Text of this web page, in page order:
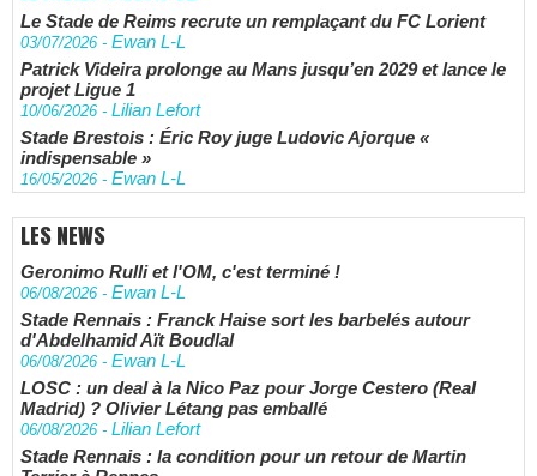
Le Stade de Reims recrute un remplaçant du FC Lorient
03/07/2026 - Ewan L-L
Patrick Videira prolonge au Mans jusqu’en 2029 et lance le
projet Ligue 1
10/06/2026 - Lilian Lefort
Stade Brestois : Éric Roy juge Ludovic Ajorque «
indispensable »
16/05/2026 - Ewan L-L
LES NEWS
Geronimo Rulli et l'OM, c'est terminé !
06/08/2026 - Ewan L-L
Stade Rennais : Franck Haise sort les barbelés autour
d'Abdelhamid Aït Boudlal
06/08/2026 - Ewan L-L
LOSC : un deal à la Nico Paz pour Jorge Cestero (Real
Madrid) ? Olivier Létang pas emballé
06/08/2026 - Lilian Lefort
Stade Rennais : la condition pour un retour de Martin